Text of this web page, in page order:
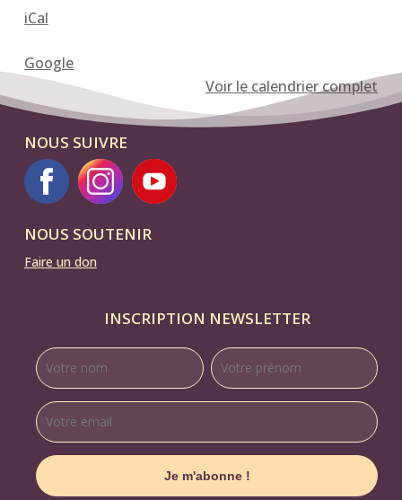
iCal
Google
Voir le calendrier complet
NOUS SUIVRE
NOUS SOUTENIR
Faire un don
INSCRIPTION NEWSLETTER